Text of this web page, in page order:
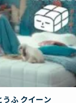
ふ クイーン